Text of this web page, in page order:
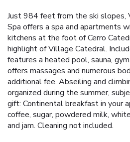
Just 984 feet from the ski
Spa offers a spa and apartments
kitchens at the foot of Cerro
highlight of Village Catedral.
features a heated pool, sauna,
offers massages and numerous
additional fee. Abseiling and
organized during the summer,
gift: Continental breakfast in your
coffee, sugar, powdered milk,
and jam. Cleaning not included.